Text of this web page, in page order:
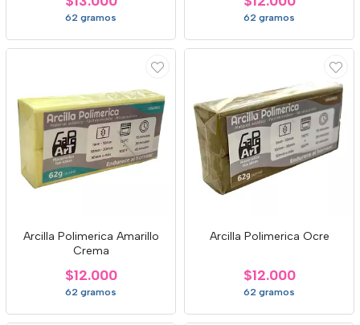
62 gramos 62 gramos
Arcilla Polimerica Amarillo
Crema
$12.000
62 gramos
Arcilla Polimerica Ocre
$12.000
62 gramos